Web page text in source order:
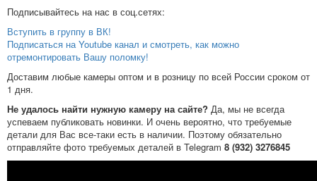
Подписывайтесь на нас в соц.сетях:
Вступить в группу в ВК!
Подписаться на Youtube канал и смотреть, как можно
отремонтировать Вашу поломку!
Доставим любые камеры оптом и в розницу по всей России сроком от
1 дня.
Не удалось найти нужную камеру на сайте? Да, мы не всегда
успеваем публиковать новинки. И очень вероятно, что требуемые
детали для Вас все-таки есть в наличии. Поэтому обязательно
отправляйте фото требуемых деталей в Telegram 8 (932) 3276845